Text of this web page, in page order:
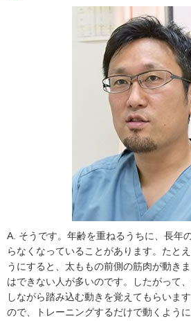
A. そうです。年齢を重ねるうちに、長年
らなくなっていることがあります。たと
うにすると、太ももの前側の筋肉が動き
はできない人が多いのです。したがって
しながら踏み込む動きを覚えてもらいま
ので、トレーニングするだけで動くよう